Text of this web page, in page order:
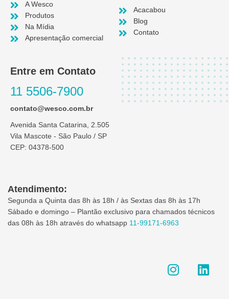
A Wesco
Produtos
Na Mídia
Apresentação comercial
Acacabou
Blog
Contato
Entre em Contato
11 5506-7900
contato@wesco.com.br
Avenida Santa Catarina, 2.505
Vila Mascote - São Paulo / SP
CEP: 04378-500
Atendimento:
Segunda a Quinta das 8h às 18h / às Sextas das 8h às 17h
Sábado e domingo – Plantão exclusivo para chamados técnicos
das 08h às 18h através do whatsapp 11-99171-6963
n i